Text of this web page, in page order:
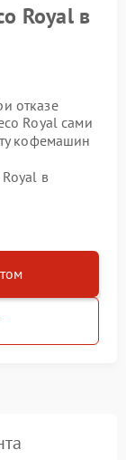
Royal в
отказе
Royal сами
кофемашин
в